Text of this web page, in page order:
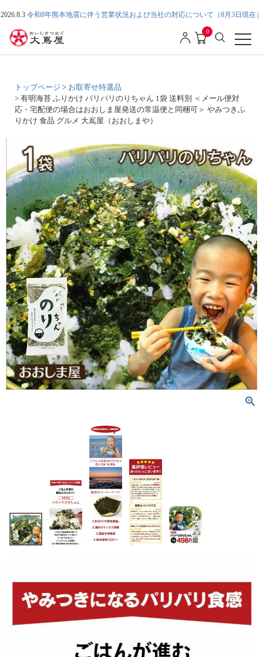
2026.8.3 令和8年熊本地震に伴う営業状況および当社の対応について（8月3日現在）
0
トップページ
お取寄せ特選品
有明海苔 ふりかけ パリパリのりちゃん 1袋 送料別 ＜メール便対
応・宅配便の場合はおおしま屋発送の常温便と同梱可＞ やみつきふ
りかけ 食品 グルメ 大嶌屋（おおしまや）